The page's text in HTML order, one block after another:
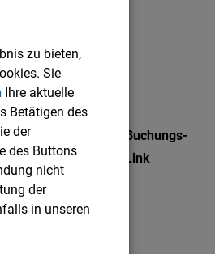
Buchungs-
Link
zu bieten,
Sie
Ihre aktuelle
Betätigen des
der
des Buttons
nicht
der
in unseren